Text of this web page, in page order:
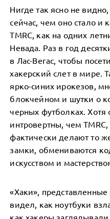
Нигде так ясно не
сейчас, чем оно стало и
TMRC, как на одних
Невада. Раз в год
в Лас-Вегас, чтобы
хакерский слет в мире.
ярко-синих ирокезов,
блокчейном и шутки о
черных футболках.
интровертны, чем
фактически делают то
замки, обмениваются
искусством и
«Хаки»,
видел, как ноутбуки
как хакеры